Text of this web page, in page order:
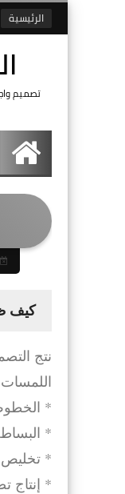
الرئيسية
تصميم
كيف
نتج
اللمسات
*
*
* تخليص
* إنتاج